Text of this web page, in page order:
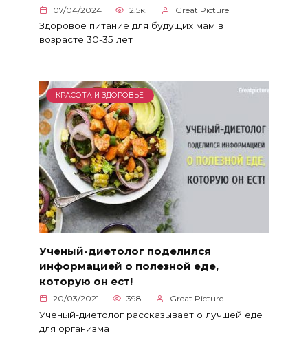
07/04/2024 2.5к. Great Picture
Здоровое питание для будущих мам в
возрасте 30-35 лет
КРАСОТА И ЗДОРОВЬЕ
Ученый-диетолог поделился
информацией о полезной еде,
которую он ест!
20/03/2021 398 Great Picture
Ученый-диетолог рассказывает о лучшей еде
для организма